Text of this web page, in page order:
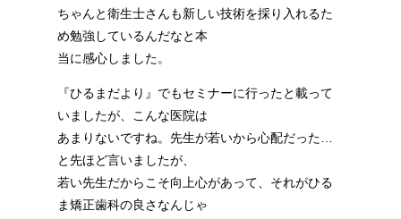
ちゃんと衛生士さんも新しい技術を採り入れるた
め勉強しているんだなと本
当に感心しました。
『ひるまだより』でもセミナーに行ったと載って
いましたが、こんな医院は
あまりないですね。先生が若いから心配だった…
と先ほど言いましたが、
若い先生だからこそ向上心があって、それがひる
ま矯正歯科の良さなんじゃ